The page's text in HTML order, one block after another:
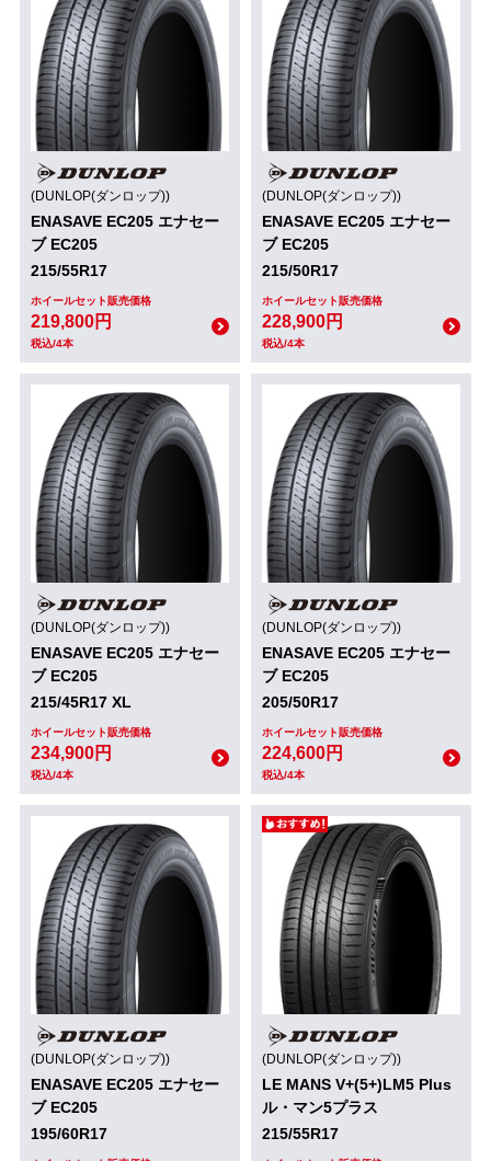
(DUNLOP(ダンロップ))
ENASAVE EC205 エナセー
ブ EC205
215/55R17
ホイールセット販売価格
219,800円
税込/4本
(DUNLOP(ダンロップ))
ENASAVE EC205 エナセー
ブ EC205
215/50R17
ホイールセット販売価格
228,900円
税込/4本
(DUNLOP(ダンロップ))
ENASAVE EC205 エナセー
ブ EC205
215/45R17 XL
ホイールセット販売価格
234,900円
税込/4本
(DUNLOP(ダンロップ))
ENASAVE EC205 エナセー
ブ EC205
205/50R17
ホイールセット販売価格
224,600円
税込/4本
(DUNLOP(ダンロップ))
ENASAVE EC205 エナセー
ブ EC205
195/60R17
(DUNLOP(ダンロップ))
LE MANS V+(5+)LM5 Plus
ル・マン5プラス
215/55R17